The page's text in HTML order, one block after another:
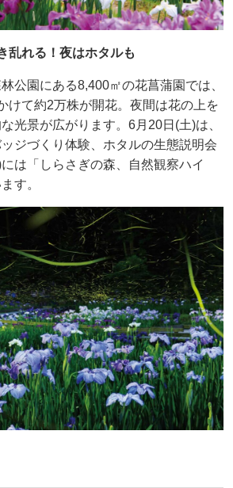
乱れる！夜はホタルも
公園にある8,400㎡の花菖蒲園では、
けて約2万株が開花。夜間は花の上を
光景が広がります。6月20日(土)は、
ジづくり体験、ホタルの生態説明会
は「しらさぎの森、自然観察ハイ
す。